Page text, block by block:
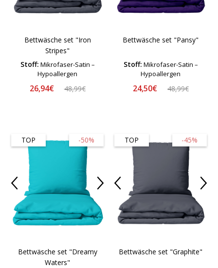
Bettwäsche set "Iron
Stripes"
Stoff: Mikrofaser-Satin –
Hypoallergen
26,94€ 48,99€
Bettwäsche set "Pansy"
Stoff: Mikrofaser-Satin –
Hypoallergen
24,50€ 48,99€
-50%
TOP
Bettwäsche set "Dreamy
Waters"
-45%
TOP
Bettwäsche set "Graphite"